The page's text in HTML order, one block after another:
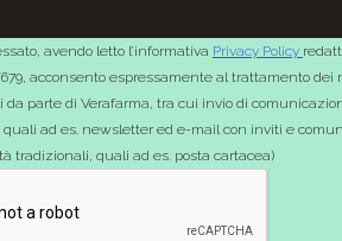
avendo letto l’informativa Privacy Policy
acconsento espressamente al trattamento dei
da parte di Verafarma, tra cui invio di
ad es. newsletter ed e-mail con inviti e
tradizionali, quali ad es. posta cartacea)